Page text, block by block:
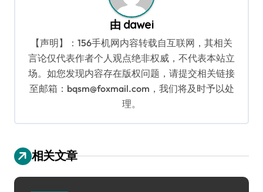
由 dawei
【声明】：156手机网内容转载自互联网，其相关
言论仅代表作者个人观点绝非权威，不代表本站立
场。如您发现内容存在版权问题，请提交相关链接
至邮箱：bqsm@foxmail.com，我们将及时予以处
理。
相关文章